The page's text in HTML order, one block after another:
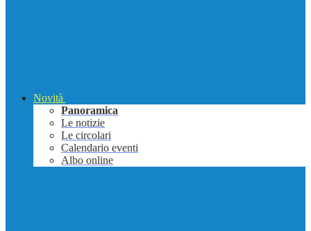
Novità
Panoramica
Le notizie
Le circolari
Calendario eventi
Albo online